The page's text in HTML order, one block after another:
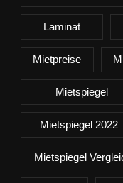
Laminat
Mietpreise
Mietspiegel
Mietspiegel 2022
Mietspiegel